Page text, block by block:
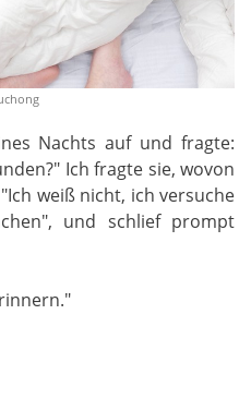
Nachts auf und fragte:
Ich fragte sie, wovon
weiß nicht, ich versuche
und schlief prompt